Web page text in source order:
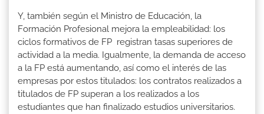
Y, también según el Ministro de Educación, la
Formación Profesional mejora la empleabilidad: los
ciclos formativos de FP registran tasas superiores de
actividad a la media. Igualmente, la demanda de acceso
a la FP está aumentando, así como el interés de las
empresas por estos titulados: los contratos realizados a
titulados de FP superan a los realizados a los
estudiantes que han finalizado estudios universitarios.